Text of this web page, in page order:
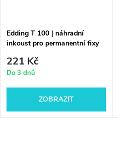
Edding T 100 | náhradní
inkoust pro permanentní fixy
221 Kč
Do 3 dnů
ZOBRAZIT